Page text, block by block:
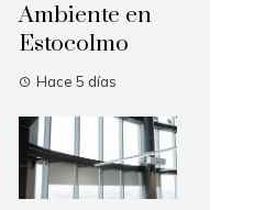
Ambiente en
Estocolmo
Hace 5 días